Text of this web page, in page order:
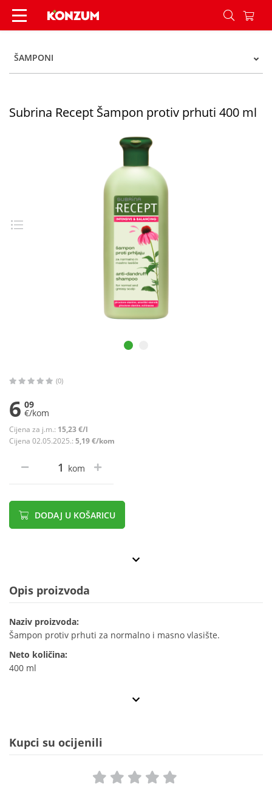
Subrina Recept Šampon protiv prhuti 400 ml -
ŠAMPONI
Subrina Recept Šampon protiv prhuti 400 ml
(0)
6 09
€/kom
Cijena za j.m.: 15,23 €/l
Cijena 02.05.2025.: 5,19 €/kom
kom
DODAJ U KOŠARICU
Opis proizvoda
Naziv proizvoda:
Šampon protiv prhuti za normalno i masno vlasište.
Neto količina:
400 ml
Kupci su ocijenili